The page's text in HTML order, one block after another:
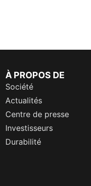
À PROPOS DE
Société
Actualités
Centre de presse
Investisseurs
Durabilité